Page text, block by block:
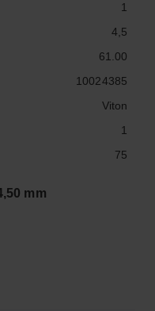
1
4,5
61.00
10024385
Viton
1
75
mm